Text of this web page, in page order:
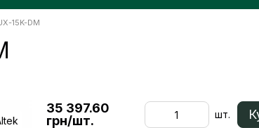
15K-DM
35 397.60
грн/шт.
шт.